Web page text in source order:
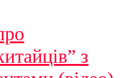
з